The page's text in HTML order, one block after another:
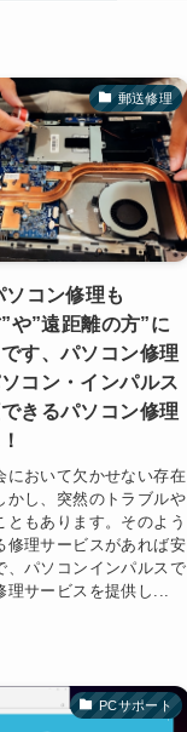
郵送修理
コン修理も
や”遠距離の方”に
す、パソコン修理
コン・インパルス
きるパソコン修理
において欠かせない存在
かし、突然のトラブルや
ともあります。そのよう
修理サービスがあれば安
、パソコンインパルスで
サービスを提供し...
PCサポート